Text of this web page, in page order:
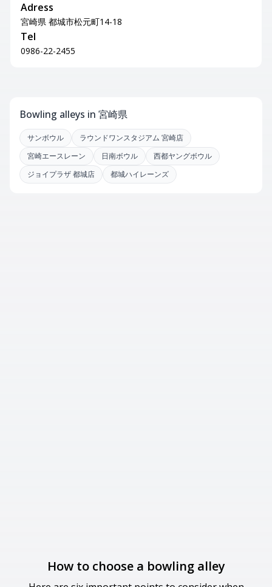
Adress
宮崎県 都城市松元町14-18
Tel
0986-22-2455
Bowling alleys in 宮崎県
サンボウル
ラウンドワンスタジアム 宮崎店
宮崎エースレーン
日南ボウル
西都ヤングボウル
ジョイプラザ 都城店
都城ハイレーンズ
How to choose a bowling alley